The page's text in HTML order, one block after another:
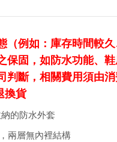
（例如：庫存時間較
保固，如防水功能、
判斷，相關費用須由
換貨
的防水外套
兩層無內裡結構